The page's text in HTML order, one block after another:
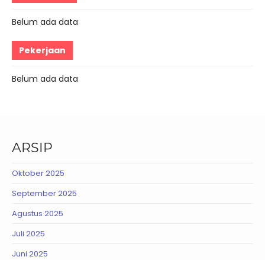
Belum ada data
Pekerjaan
Belum ada data
ARSIP
Oktober 2025
September 2025
Agustus 2025
Juli 2025
Juni 2025